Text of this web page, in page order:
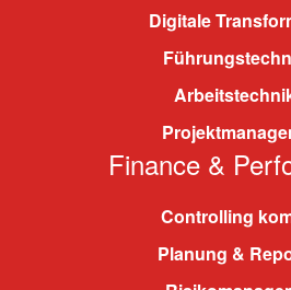
Digitale
Finance &
Controlling
Planung &